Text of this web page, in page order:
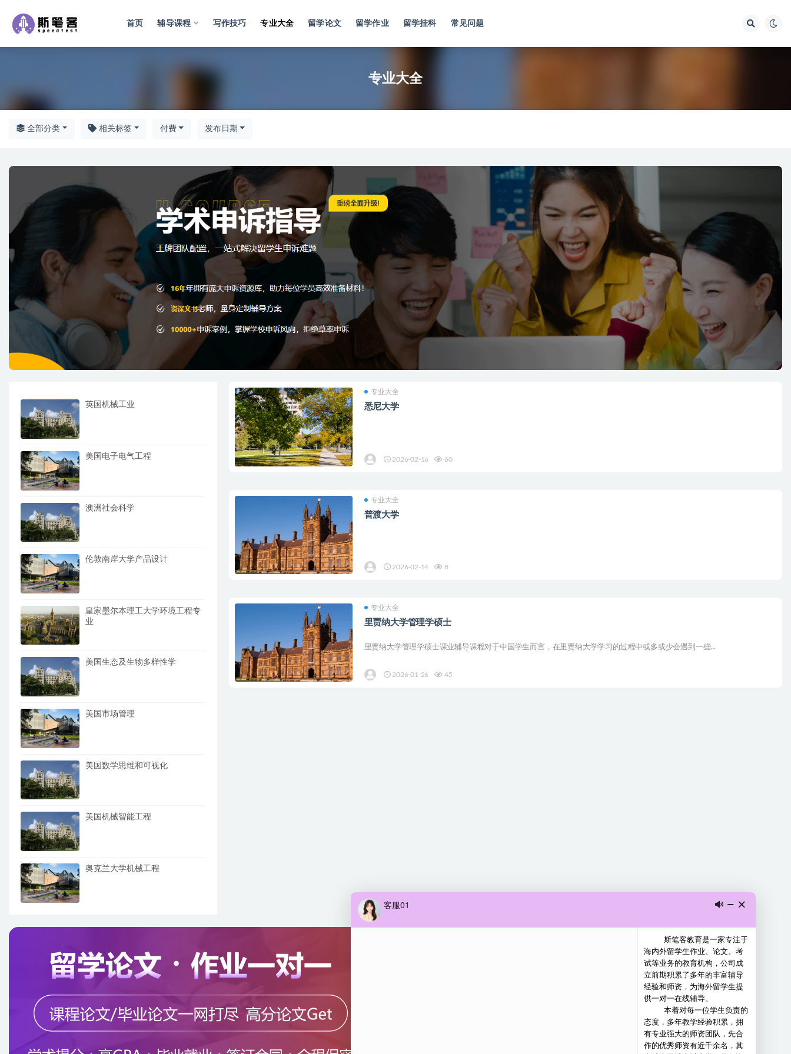
首页 辅导课程 写作技巧 专业大全 留学论文 留学作业 留学挂科 常见问题
专业大全
全部分类 相关标签 付费 发布日期
专业大全
悉尼大学
2026-02-16 60
专业大全
普渡大学
2026-02-14 8
专业大全
里贾纳大学管理学硕士
里贾纳大学管理学硕士课业辅导课程对于中国学生而言，在里贾纳大学学习的过程中或多或少会遇到一些...
2026-01-26 45
英国机械工业
美国电子电气工程
澳洲社会科学
伦敦南岸大学产品设计
皇家墨尔本理工大学环境工程专
业
美国生态及生物多样性学
美国市场管理
美国数学思维和可视化
美国机械智能工程
奥克兰大学机械工程